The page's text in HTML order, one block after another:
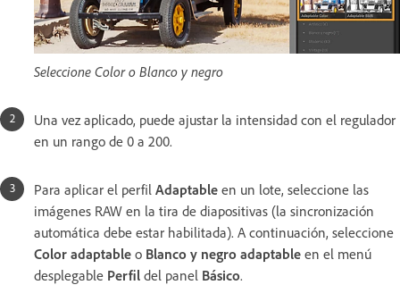
Seleccione Color o Blanco y negro
Una vez aplicado, puede ajustar la intensidad con el regulador
en un rango de 0 a 200.
Para aplicar el perfil Adaptable en un lote, seleccione las
imágenes RAW en la tira de diapositivas (la sincronización
automática debe estar habilitada). A continuación, seleccione
Color adaptable o Blanco y negro adaptable en el menú
desplegable Perfil del panel Básico.